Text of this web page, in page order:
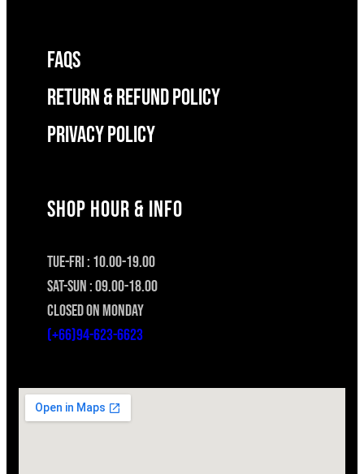
FAQS
RETURN & REFUND POLICY
Privacy Policy
SHOP HOUR & INFO
TUE-FRI : 10.00-19.00
SAT-SUN : 09.00-18.00
CLOSED ON MONDAY
(+66)94-623-6623